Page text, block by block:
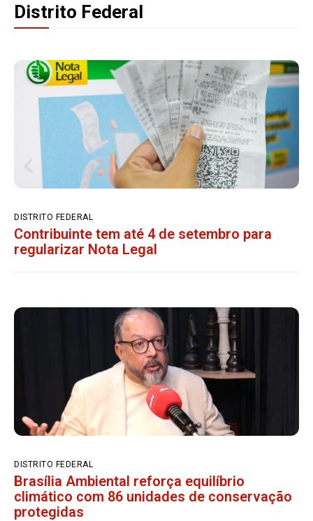
Distrito Federal
DISTRITO FEDERAL
Contribuinte tem até 4 de setembro para
regularizar Nota Legal
DISTRITO FEDERAL
Brasília Ambiental reforça equilíbrio
climático com 86 unidades de conservação
protegidas